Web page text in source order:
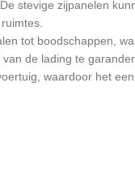
stevige zijpanelen
tot boodschappen,
de lading te
waardoor het